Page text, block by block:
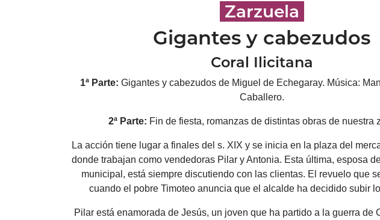
Zarzuela
Gigantes y cabezudos
Coral Ilicitana
1ª Parte: Gigantes y cabezudos de Miguel de Echegaray. Música:
Caballero.
2ª Parte: Fin de fiesta, romanzas de distintas obras de nuestra
La acción tiene lugar a finales del s. XIX y se inicia en la plaza del
donde trabajan como vendedoras Pilar y Antonia. Esta última, esposa
municipal, está siempre discutiendo con las clientas. El revuelo que
cuando el pobre Timoteo anuncia que el alcalde ha decidido subir
Pilar está enamorada de Jesús, un joven que ha partido a la guerra de